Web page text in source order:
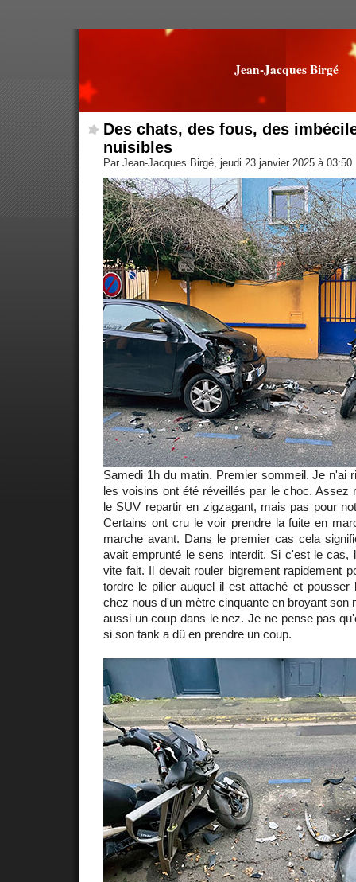
Jean-Jacques Birgé
Des chats, des fous, des
nuisibles
Par Jean-Jacques Birgé, jeudi 23 janvier 2025 à 03:50
Samedi 1h du matin. Premier sommeil. Je n'ai
les voisins ont été réveillés par le choc. Assez
le SUV repartir en zigzagant, mais pas pour
Certains ont cru le voir prendre la fuite en
marche avant. Dans le premier cas cela
avait emprunté le sens interdit. Si c'est le cas,
vite fait. Il devait rouler bigrement rapidement
tordre le pilier auquel il est attaché et pousser
chez nous d'un mètre cinquante en broyant son
aussi un coup dans le nez. Je ne pense pas
si son tank a dû en prendre un coup.